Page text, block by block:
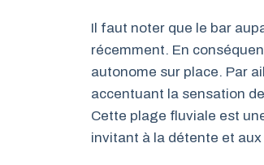
Il faut noter que le bar
récemment. En
autonome sur place. Par
accentuant la sensation
Cette plage fluviale est
invitant à la détente et